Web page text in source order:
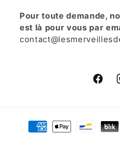
Pour toute demande,
est là pour vous par
Moyens
de